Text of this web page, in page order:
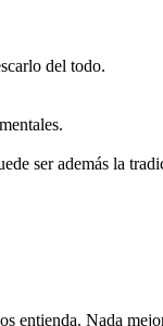
del todo.
ser además la
entienda. Nada